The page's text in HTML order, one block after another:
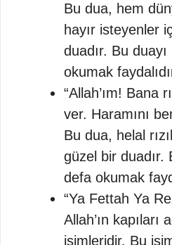
Bu dua, hem
hayır isteyenler
duadır. Bu
okumak
“Allah’ım! Bana
ver. Haramını
Bu dua, helal
güzel bir duadır.
defa okumak
“Ya Fettah Ya
Allah’ın kapıları
isimleridir. Bu